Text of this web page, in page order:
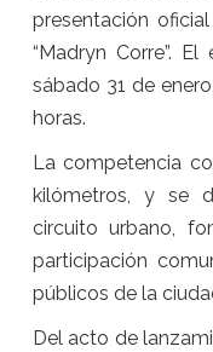
presentación
“Madryn Corre”.
sábado 31 de
horas.
La competencia
kilómetros, y se
circuito urbano,
participación
públicos de la
Del acto de